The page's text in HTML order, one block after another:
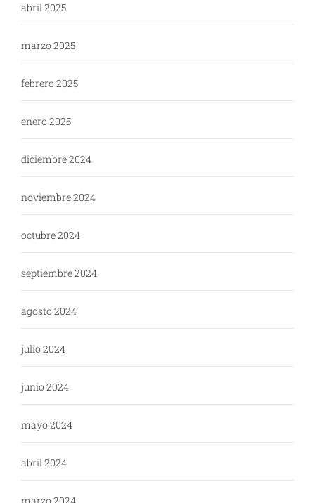
abril 2025
marzo 2025
febrero 2025
enero 2025
diciembre 2024
noviembre 2024
octubre 2024
septiembre 2024
agosto 2024
julio 2024
junio 2024
mayo 2024
abril 2024